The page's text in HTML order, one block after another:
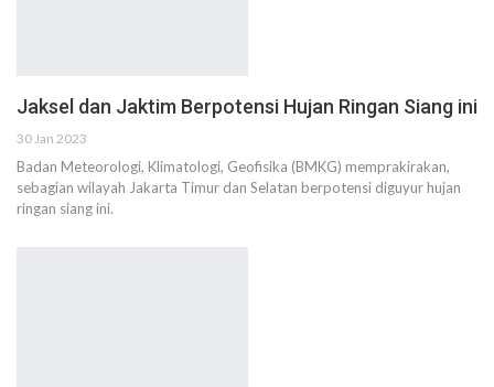
Jaksel dan Jaktim Berpotensi Hujan Ringan Siang ini
30 Jan 2023
Badan Meteorologi, Klimatologi, Geofisika (BMKG) memprakirakan,
sebagian wilayah Jakarta Timur dan Selatan berpotensi diguyur hujan
ringan siang ini.